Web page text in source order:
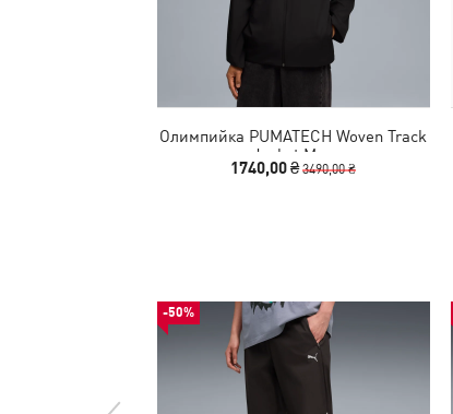
Олимпийка PUMATECH Woven Track
Jacket Men
1740,00 ₴3490,00 ₴
-50%